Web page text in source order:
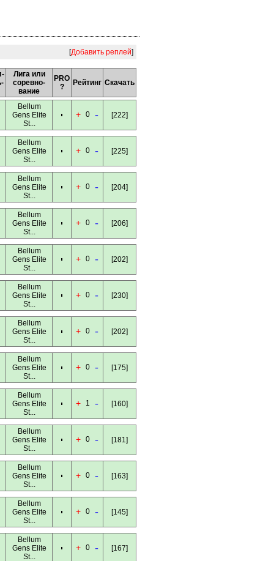
[Добавить реплей]
Лига или
соревно-
вание
PRO
?
Рейтинг Скачать
Bellum
Gens Elite
St...
+ 0 - [222]
Bellum
Gens Elite
St...
+ 0 - [225]
Bellum
Gens Elite
St...
+ 0 - [204]
Bellum
Gens Elite
St...
+ 0 - [206]
Bellum
Gens Elite
St...
+ 0 - [202]
Bellum
Gens Elite
St...
+ 0 - [230]
Bellum
Gens Elite
St...
+ 0 - [202]
Bellum
Gens Elite
St...
+ 0 - [175]
Bellum
Gens Elite
St...
+ 1 - [160]
Bellum
Gens Elite
St...
+ 0 - [181]
Bellum
Gens Elite
St...
+ 0 - [163]
Bellum
Gens Elite
St...
+ 0 - [145]
Bellum
Gens Elite
St...
+ 0 - [167]